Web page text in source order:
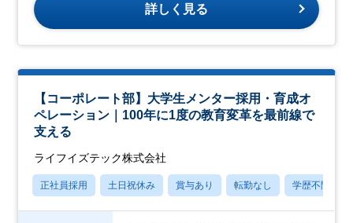
詳しく見る
【コーポレート部】大学生メンター採用・育成オ
ペレーション｜100年に1度の教育変革を最前線で
支える
ライフイズテック株式会社
正社員採用 土日祝休み 賞与あり 転勤なし 学歴不問